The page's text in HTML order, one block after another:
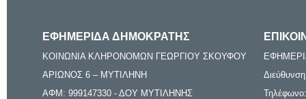
ΕΦΗΜΕΡΙΔΑ ΔΗΜΟΚΡΑΤΗΣ
ΚΟΙΝΩΝΙΑ ΚΛΗΡΟΝΟΜΩΝ ΓΕΩΡΓΙΟΥ ΣΚΟΥΦΟΥ
ΑΡΙΩΝΟΣ 6 – ΜΥΤΙΛΗΝΗ
ΑΦΜ: 999147330 - ΔΟΥ ΜΥΤΙΛΗΝΗΣ